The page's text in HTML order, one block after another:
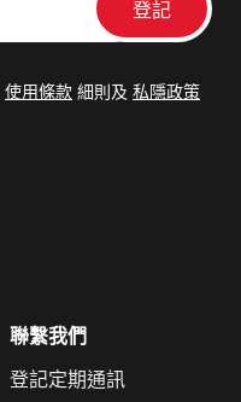
使用條款 細則及 私隱政策
聯繫我們
登記定期通訊